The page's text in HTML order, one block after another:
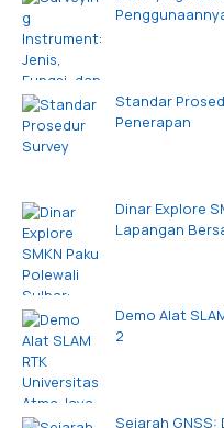
Standar
Penerapan
Dinar Explore
Lapangan
Demo Alat
2
Sejarah GNSS: